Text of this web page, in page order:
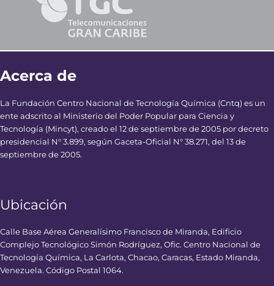
Acerca de
La Fundación Centro Nacional de Tecnología Química (Cntq) es un
ente adscrito al Ministerio del Poder Popular para Ciencia y
Tecnología (Mincyt), creado el 12 de septiembre de 2005 por decreto
presidencial N° 3.899, según Gaceta-Oficial N° 38.271, del 13 de
septiembre de 2005.
Ubicación
Calle Base Aérea Generalísimo Francisco de Miranda, Edificio
Complejo Tecnológico Simón Rodríguez, Ofic. Centro Nacional de
Tecnología Química, La Carlota, Chacao, Caracas, Estado Miranda,
Venezuela. Código Postal 1064.